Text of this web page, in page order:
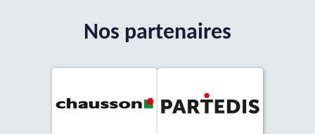
Nos partenaires